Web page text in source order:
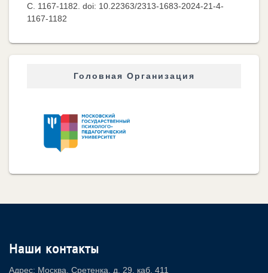
C. 1167-1182. doi: 10.22363/2313-1683-2024-21-4-
1167-1182
Головная Организация
Наши контакты
Адрес: Москва, Сретенка, д. 29, каб. 411